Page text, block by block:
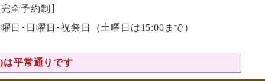
全予約制】
日･日曜日･祝祭日（土曜日は15:00まで）
平常通りです